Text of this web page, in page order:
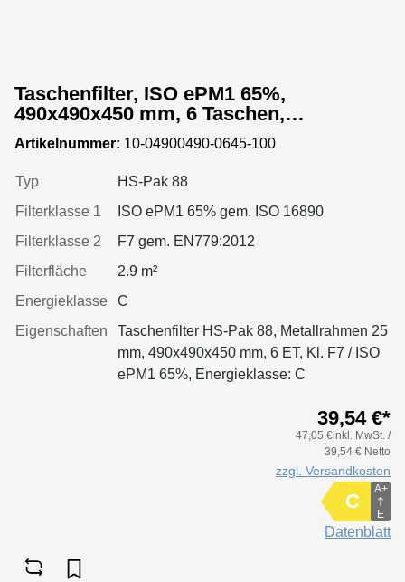
Taschenfilter, ISO ePM1 65%,
490x490x450 mm, 6 Taschen,
Metallrahmen
Artikelnummer: 10-04900490-0645-100
Typ
HS-Pak 88
Filterklasse 1
ISO ePM1 65% gem. ISO 16890
Filterklasse 2
F7 gem. EN779:2012
Filterfläche
2.9 m²
Energieklasse
C
Eigenschaften
Taschenfilter HS-Pak 88, Metallrahmen 25
mm, 490x490x450 mm, 6 ET, Kl. F7 / ISO
ePM1 65%, Energieklasse: C
39,54 €*
47,05 €inkl. MwSt. /
39,54 € Netto
zzgl. Versandkosten
C
A+
E
Datenblatt